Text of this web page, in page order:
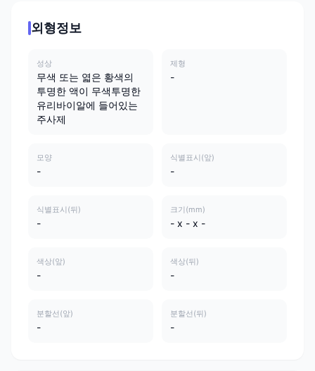
외형정보
성상
무색 또는 엷은 황색의
투명한 액이 무색투명한
유리바이알에 들어있는
주사제
제형
-
모양
-
식별표시(앞)
-
식별표시(뒤)
-
크기(mm)
- x - x -
색상(앞)
-
색상(뒤)
-
분할선(앞)
-
분할선(뒤)
-